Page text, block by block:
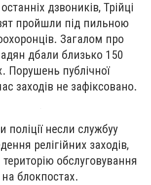
дзвоників, Трійці
пройшли під пильною
Загалом про
дбали близько 150
Порушень публічної
заходів не зафіксовано.
поліції несли службуу
релігійних заходів,
обслуговування
блокпостах.